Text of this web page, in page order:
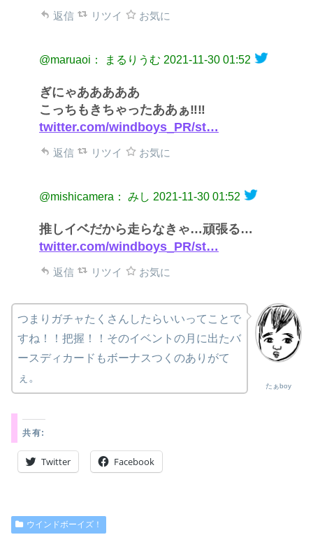
返信 リツイ お気に
@maruaoi： まるりうむ 2021-11-30 01:52
ぎにゃあああああ
こっちもきちゃったああぁ‼️‼️
twitter.com/windboys_PR/st…
返信 リツイ お気に
@mishicamera： みし 2021-11-30 01:52
推しイベだから走らなきゃ…頑張る…
twitter.com/windboys_PR/st…
返信 リツイ お気に
たぁboy
つまりガチャたくさんしたらいいってことで
すね！！把握！！そのイベントの月に出たバ
ースディカードもボーナスつくのありがて
ぇ。
共有:
Twitter Facebook
ウインドボーイズ！